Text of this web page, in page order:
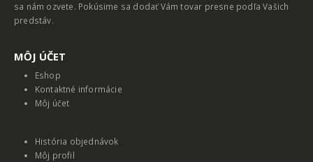
sa nám ozvete. Pokúsime sa dodať Vám tovar presne podľa Vašich
predstáv.
MȎJ ÚČET
Eshop
Kontaktné informácie
Môj účet
História objednávok
Môj profil